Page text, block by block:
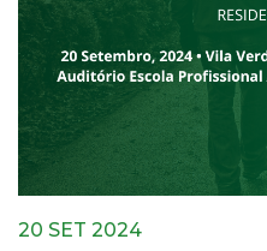
20 SET 2024